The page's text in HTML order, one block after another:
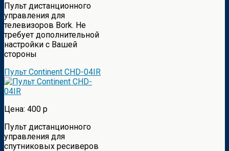
Пульт дистанционного
управления для
телевизоров Bork. Не
требует дополнительной
настройки с Вашей
стороны
Пульт Continent CHD-04IR
Цена: 400 р
Пульт дистанционного
управления для
спутниковых ресиверов